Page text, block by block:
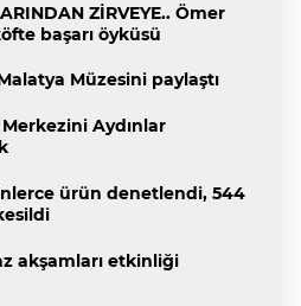
ZİRVEYE.. Ömer
başarı öyküsü
Müzesini paylaştı
Aydınlar
ürün denetlendi, 544
akşamları etkinliği